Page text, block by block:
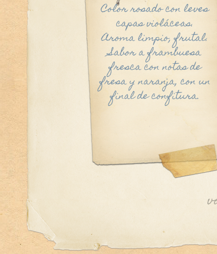
Color rosado con leves
capas violáceas.
Aroma limpio, frutal.
Sabor a frambuesa
fresca con notas de
fresa y naranja, con un
final de confitura.